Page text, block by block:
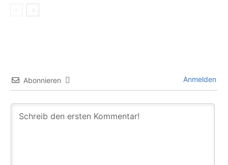
Abonnieren Anmelden